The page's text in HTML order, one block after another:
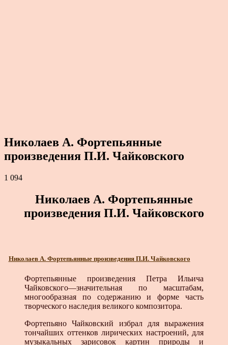
Николаев А. Фортепьянные
произведения П.И. Чайковского
1 094
Николаев А. Фортепьянные
произведения П.И. Чайковского
Николаев А. Фортепьянные произведения П.И. Чайковского
Фортепьянные произведения Петра Ильича
Чайковского—значительная по масштабам,
многообразная по содержанию и форме часть
творческого наследия великого композитора.
Фортепьяно Чайковский избрал для выражения
тончайших оттенков лирических настроений, для
музыкальных зарисовок картин природы и